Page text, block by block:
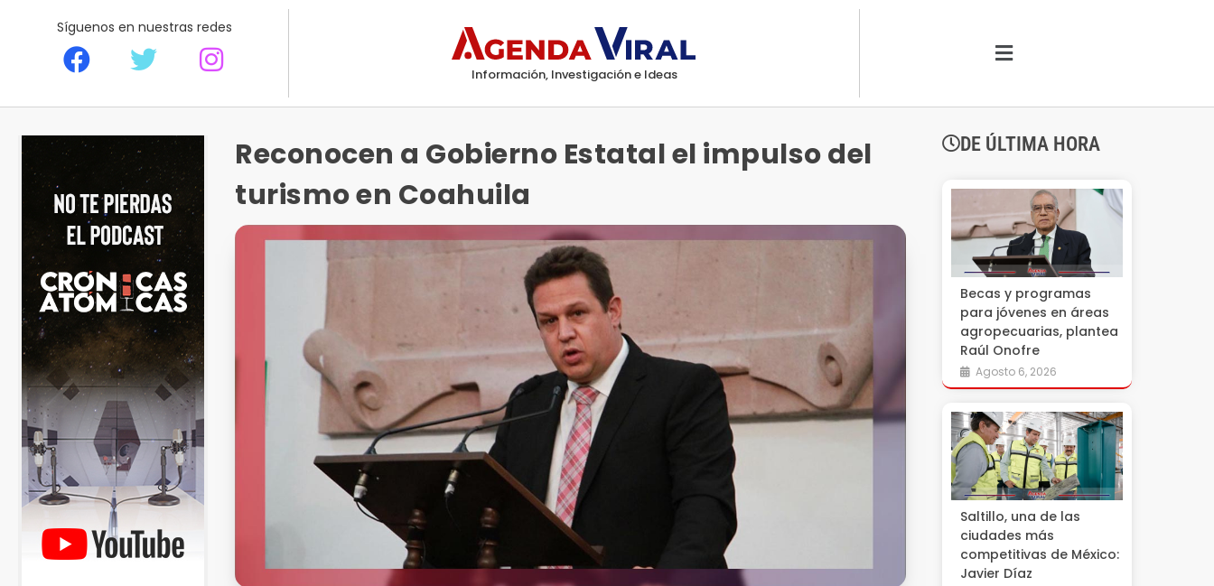
Síguenos en nuestras redes
Información, Investigación e Ideas
Reconocen a Gobierno Estatal el impulso del
turismo en Coahuila
DE ÚLTIMA HORA
Becas y programas
para jóvenes en áreas
agropecuarias, plantea
Raúl Onofre
Agosto 6, 2026
Saltillo, una de las
ciudades más
competitivas de México:
Javier Díaz